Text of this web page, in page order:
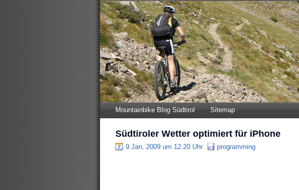
Mountainbike Blog Südtirol Sitemap
Südtiroler Wetter optimiert für iPhone
9 Jan, 2009 um 12:20 Uhr programming